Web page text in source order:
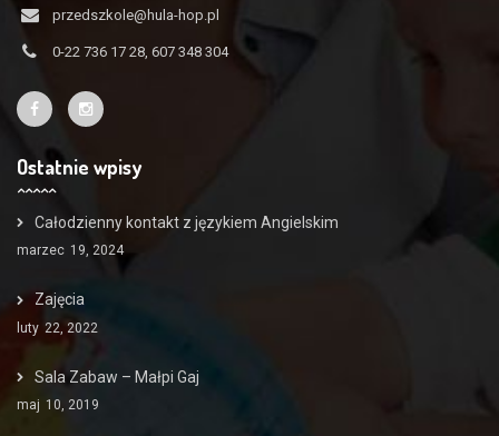
przedszkole@hula-hop.pl
0-22 736 17 28, 607 348 304
Ostatnie wpisy
Całodzienny kontakt z językiem Angielskim
marzec 19, 2024
Zajęcia
luty 22, 2022
Sala Zabaw – Małpi Gaj
maj 10, 2019